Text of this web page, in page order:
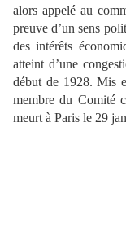
alors appelé au
preuve d’un sens
des intérêts
atteint d’une
début de 1928. Mis
membre du Comité
meurt à Paris le 29